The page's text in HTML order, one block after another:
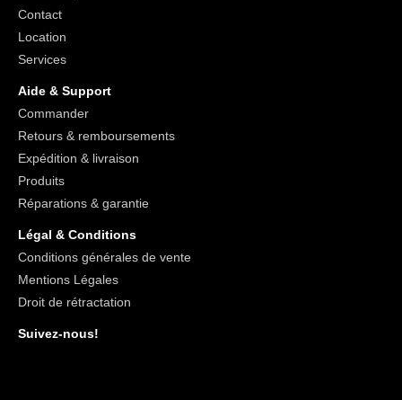
Contact
Location
Services
Aide & Support
Commander
Retours & remboursements
Expédition & livraison
Produits
Réparations & garantie
Légal & Conditions
Conditions générales de vente
Mentions Légales
Droit de rétractation
Suivez-nous!